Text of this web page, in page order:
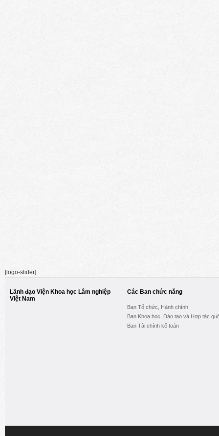
[logo-slider]
Lãnh đạo Viện Khoa học Lâm nghiệp
Việt Nam
Các Ban chức năng
Ban Tổ chức, Hành chính
Ban Khoa học, Đào tạo và Hợp tác
Ban Tài chính kế toán